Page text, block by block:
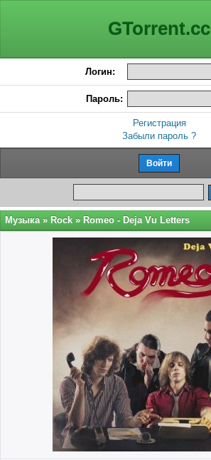
GTorrent.cc
Логин:
Пароль:
Регистрация
Забыли пароль ?
Музыка » Rock » Romeo - Deja Vu Letters